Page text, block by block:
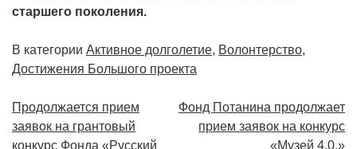
старшего поколения.
В категории Активное долголетие, Волонтерство,
Достижения Большого проекта
Навигация
по
Продолжается прием
заявок на грантовый
конкурс Фонда «Русский
Фонд Потанина продолжает
прием заявок на конкурс
«Музей 4.0.»